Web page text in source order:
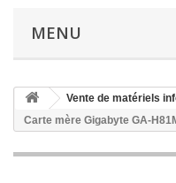
MENU
Vente de matériels
Carte mère Gigabyte GA-